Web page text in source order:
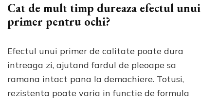
Cat de mult timp dureaza efectul unui
primer pentru ochi?
Efectul unui primer de calitate poate dura
intreaga zi, ajutand fardul de pleoape sa
ramana intact pana la demachiere. Totusi,
rezistenta poate varia in functie de formula